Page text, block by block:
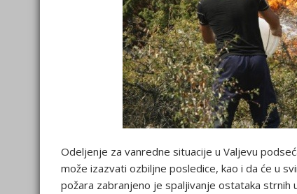
Odeljenje za vanredne situacije u Valjevu
može izazvati ozbiljne posledice, kao i da će u
požara zabranjeno je spaljivanje ostataka